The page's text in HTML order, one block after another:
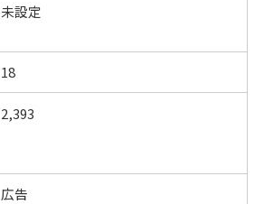
未設定
18
2,393
広告